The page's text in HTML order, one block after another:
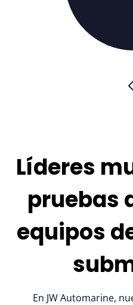
Líderes
pruebas
equipos
En JW Automarine,